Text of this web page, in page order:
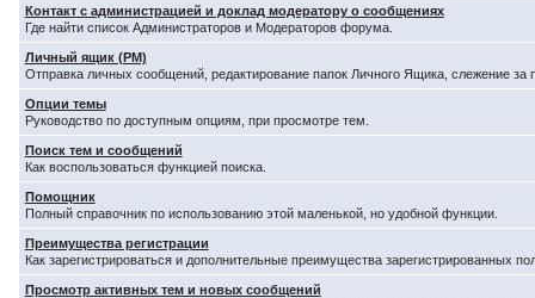
Контакт с администрацией и доклад модератору о сообщениях
Где найти список Администраторов и Модераторов форума.
Личный ящик (PM)
Отправка личных сообщений, редактирование папок Личного Ящика, слежение
Опции темы
Руководство по доступным опциям, при просмотре тем.
Поиск тем и сообщений
Как воспользоваться функцией поиска.
Помощник
Полный справочник по использованию этой маленькой, но удобной функции.
Преимущества регистрации
Как зарегистрироваться и дополнительные преимущества зарегистрированных
Просмотр активных тем и новых сообщений